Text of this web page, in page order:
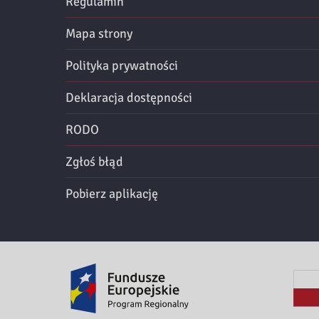
Mapa strony
Polityka prywatności
Deklaracja dostępności
RODO
Zgłoś błąd
Pobierz aplikację